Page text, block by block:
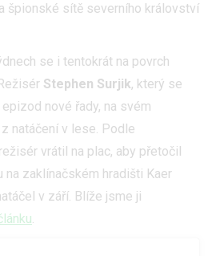
špionské sítě severního království
se i tentokrát na povrch
Stephen Surjik, který se
nové řady, na svém
natáčení v lese. Podle
vrátil na plac, aby přetočil
na zaklínačském hradišti Kaer
v září. Blíže jsme ji
.